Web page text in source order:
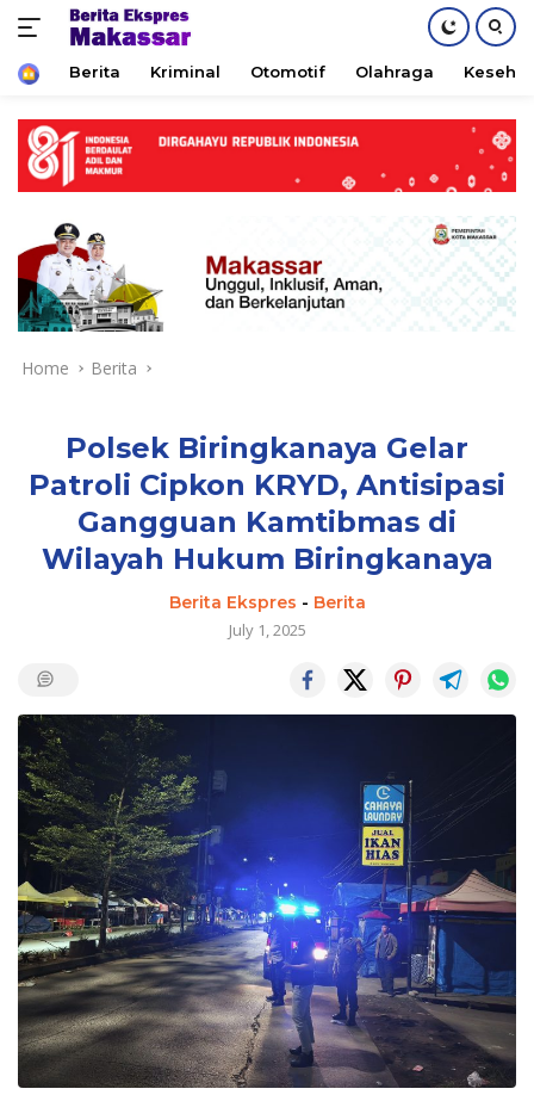
content
HomeBerita Kriminal Otomotif Olahraga
Home Berita
Polsek Biringkanaya Gelar
Patroli Cipkon KRYD, Antisipasi
Gangguan Kamtibmas di
Wilayah Hukum Biringkanaya
Berita Ekspres - Berita
July 1, 2025